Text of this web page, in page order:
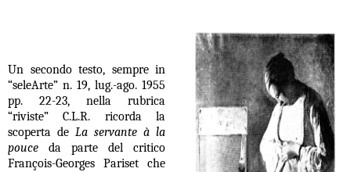
Un secondo testo, sempre in
“seleArte” n. 19, lug.-ago. 1955
pp. 22-23, nella rubrica
“riviste” C.L.R. ricorda la
scoperta deLa servante à la
pouce da parte del critico
François-Georges Pariset che